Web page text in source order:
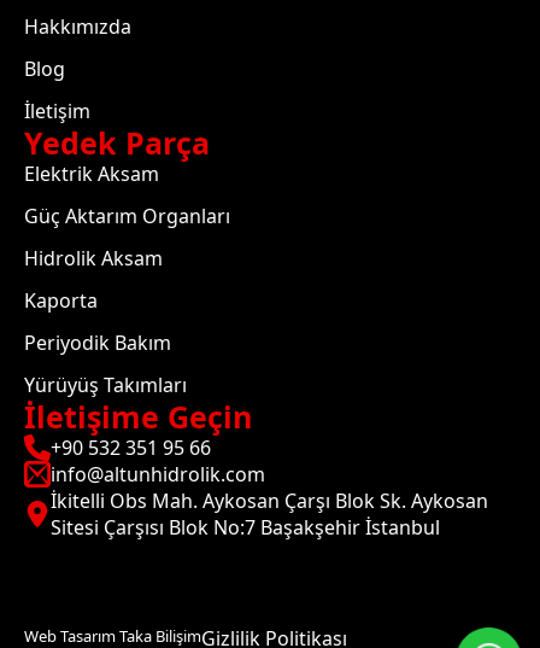
Hakkımızda
Blog
İletişim
Yedek Parça
Elektrik Aksam
Güç Aktarım Organları
Hidrolik Aksam
Kaporta
Periyodik Bakım
Yürüyüş Takımları
İletişime Geçin
+90 532 351 95 66
info@altunhidrolik.com
İkitelli Obs Mah. Aykosan Çarşı Blok Sk. Aykosan
Sitesi Çarşısı Blok No:7 Başakşehir İstanbul
Web Tasarım Taka BilişimGizlilik Politikası